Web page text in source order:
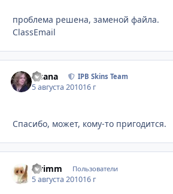
проблема решена, заменой файла.
ClassEmail
Fisana IPB Skins Team
5 августа 201016 г
Спасибо, может, кому-то пригодится.
swimm Пользователи
5 августа 201016 г